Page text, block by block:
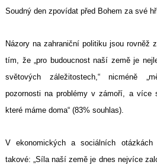
Soudný den zpovídat před Bohem za své
Názory na zahraniční politiku jsou rovněž
tím, že „pro budoucnost naší země je
světových záležitostech,“ nicméně
pozornosti na problémy v zámoří, a více
které máme doma“ (83% souhlas).
V ekonomických a sociálních
takové: „Síla naší země je dnes nejvíce